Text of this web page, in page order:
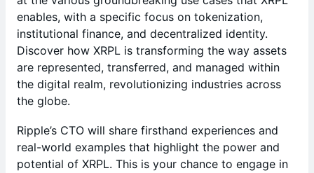
enables, with a specific focus on tokenization,
institutional finance, and decentralized identity.
Discover how XRPL is transforming the way assets
are represented, transferred, and managed within
the digital realm, revolutionizing industries across
the globe.
Ripple’s CTO will share firsthand experiences and
real-world examples that highlight the power and
potential of XRPL. This is your chance to engage in